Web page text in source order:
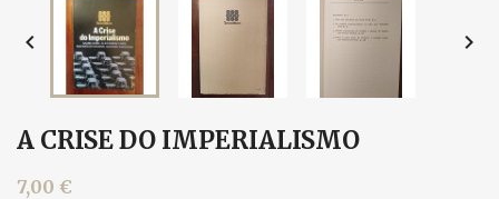
 
A CRISE DO IMPERIALISMO
7,00 €